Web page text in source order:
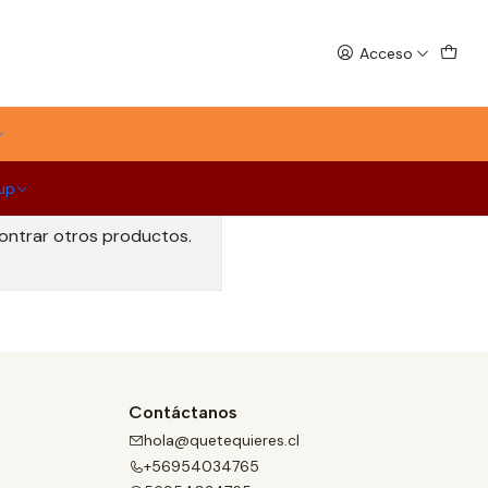
Acceso
otros productos.
Contáctanos
hola@quetequieres.cl
+56954034765